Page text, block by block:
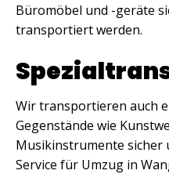
Büromöbel und -geräte
transportiert werden.
Wir transportieren auch
Gegenstände wie
Musikinstrumente sicher
Service für Umzug in